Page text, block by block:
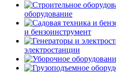
оборудование
и бензоинструмент
электростанции